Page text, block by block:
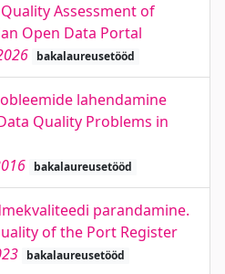
Assessment of
Open Data Portal
bakalaureusetööd
lahendamine
Quality Problems in
bakalaureusetööd
parandamine.
of the Port Register
bakalaureusetööd